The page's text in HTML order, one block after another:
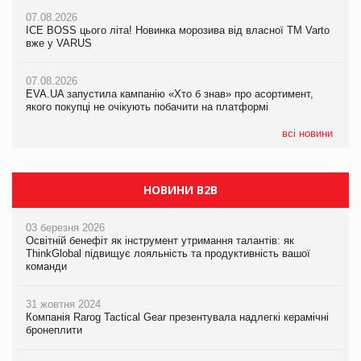
07.08.2026
ICE BOSS цього літа! Новинка морозива від власної ТМ Varto
вже у VARUS
07.08.2026
EVA.UA запустила кампанію «Хто б знав» про асортимент,
якого покупці не очікують побачити на платформі
всі новини
06.08.2026
Смачна новинка для хвостатих: у VARUS з’явилися паучі
05.08.2026
Мережа супермаркетів VARUS купує мережу магазинів
Продажі Hugo Boss впали на 9%
НОВИНИ B2B
03 березня 2026
Освітній бенефіт як інструмент утримання талантів: як
ThinkGlobal підвищує лояльність та продуктивність вашої
команди
31 жовтня 2024
Компанія Rarog Tactical Gear презентувала надлегкі керамічні
бронеплити